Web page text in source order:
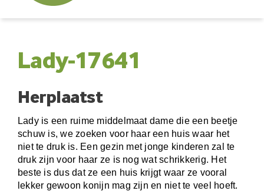
Lady-17641
Herplaatst
Lady is een ruime middelmaat dame die een beetje
schuw is, we zoeken voor haar een huis waar het
niet te druk is. Een gezin met jonge kinderen zal te
druk zijn voor haar ze is nog wat schrikkerig. Het
beste is dus dat ze een huis krijgt waar ze vooral
lekker gewoon konijn mag zijn en niet te veel hoeft.